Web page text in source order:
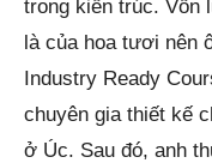
trong kiến trúc. Vốn
là của hoa tươi nên
Industry Ready
chuyên gia thiết kế
ở Úc. Sau đó, anh